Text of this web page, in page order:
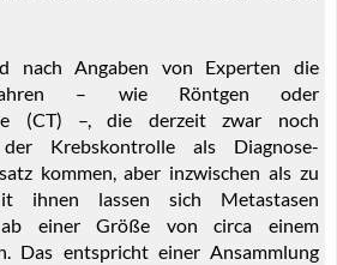
nach Angaben von Experten die
– wie Röntgen oder
(CT) –, die derzeit zwar noch
Krebskontrolle als Diagnose-
kommen, aber inzwischen als zu
ihnen lassen sich Metastasen
ab einer Größe von circa einem
Das entspricht einer Ansammlung